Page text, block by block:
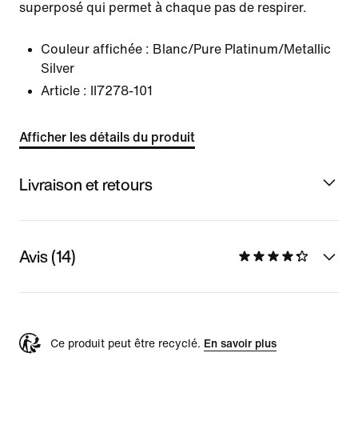
superposé qui permet à chaque pas de respirer.
Couleur affichée : Blanc/Pure Platinum/Metallic
Silver
Article :
II7278-101
Afficher les détails du produit
Livraison et retours
Avis (14)
Ce produit peut être recyclé. En savoir plus